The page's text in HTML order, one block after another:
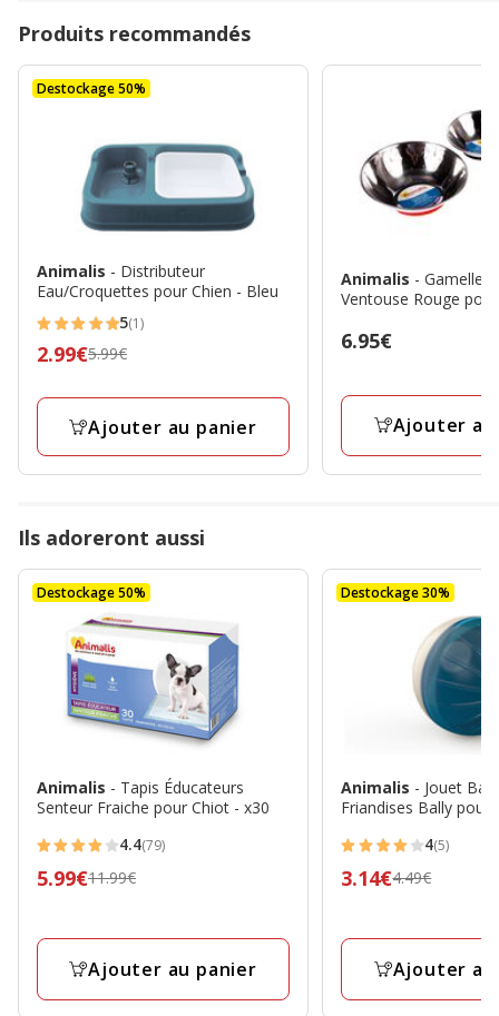
Produits recommandés
Destockage 50%
Animalis - Distributeur
Eau/Croquettes pour Chien - Bleu
5
étoiles
5(1)
Prix
5.99€,
final
2.99€5.99€
Ajouter au panier
Animalis - Gamelle
Ventouse Rouge
Prix
6.95€
Ajouter
Ils adoreront aussi
Destockage 50%
Animalis - Tapis Éducateurs
Senteur Fraiche pour Chiot - x30
4.4
étoiles
79
4.4(79)
Prix
5.99€11.99€
Ajouter au panier
Destockage 30%
Animalis - Jouet
Friandises Bally pour
4
étoiles
5
4(5)
Prix
3.14€4.49€
Ajouter